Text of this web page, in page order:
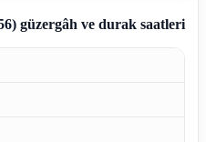
güzergâh ve durak saatleri